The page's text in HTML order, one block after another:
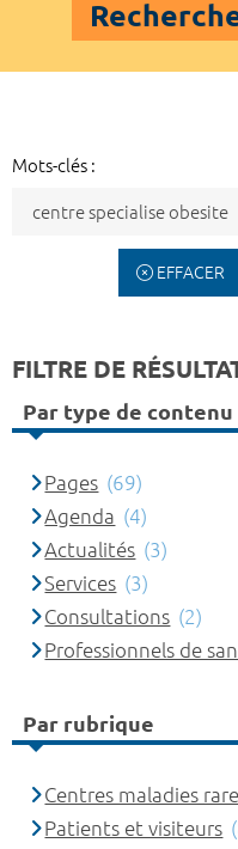
Mots-clés :
EFFACER
FILTRE DE
Par type de contenu
Pages (69)
Agenda (4)
Actualités (3)
Services (3)
Consultations (2)
Professionnels de
Par rubrique
Centres maladies
Patients et visiteurs